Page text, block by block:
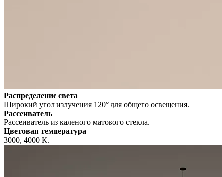
Распределение света
Широкий угол излучения 120° для общего освещения.
Рассеиватель
Рассеиватель из каленого матового стекла.
Цветовая температура
3000, 4000 К.